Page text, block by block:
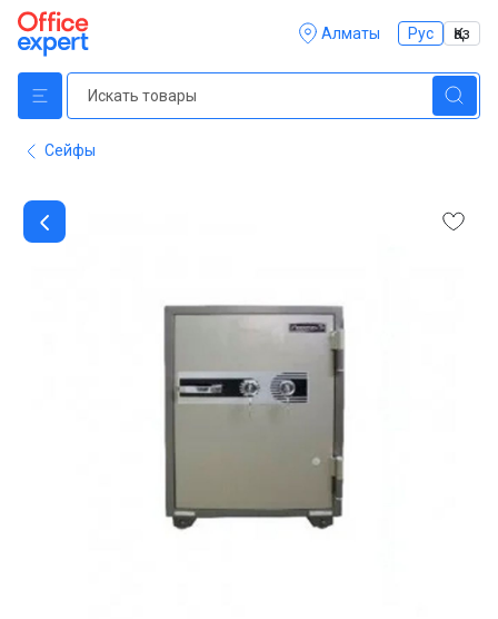
Алматы Рус Қаз
Сейфы